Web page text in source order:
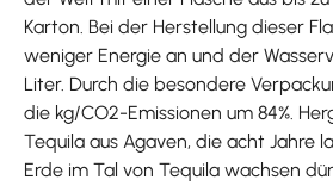
Karton. Bei der Herstellung dieser
weniger Energie an und der
Liter. Durch die besondere
die kg/CO2-Emissionen um 84%.
Tequila aus Agaven, die acht Jahre
Erde im Tal von Tequila wachsen